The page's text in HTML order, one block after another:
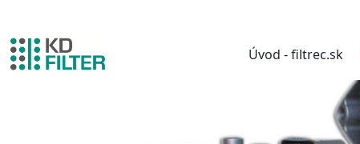
Úvod - filtrec.sk